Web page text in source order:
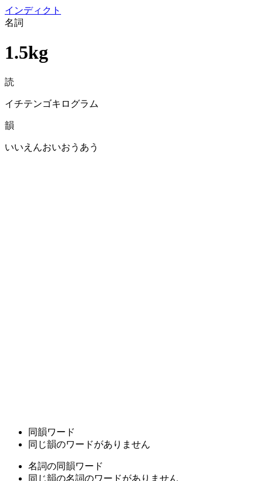
インディクト
名詞
1.5kg
読
イチテンゴキログラム
韻
いいえんおいおうあう
同韻ワード
同じ韻のワードがありません
名詞の同韻ワード
同じ韻の名詞のワードがありません